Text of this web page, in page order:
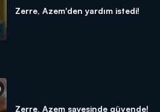
Zerre, Azem'den yardım istedi!
Zerre, Azem sayesinde güvende!